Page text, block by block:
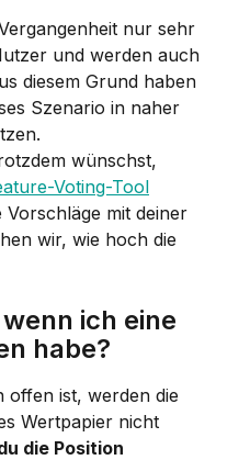
nur sehr
und werden auch
diesem Grund haben
Szenario in naher
wünschst,
Voting-Tool
mit deiner
wir, wie hoch die
ich eine
habe?
offen ist, werden die
Wertpapier nicht
die Position